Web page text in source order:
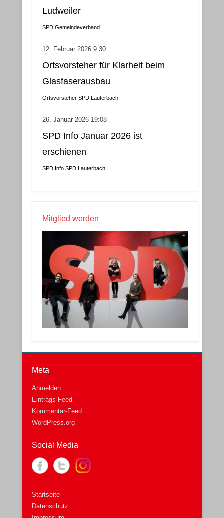
Ludweiler
SPD Gemeindeverband
12. Februar 2026 9:30
Ortsvorsteher für Klarheit beim
Glasfaserausbau
Ortsvorsteher SPD Lauterbach
26. Januar 2026 19:08
SPD Info Januar 2026 ist
erschienen
SPD Info SPD Lauterbach
Mitglied werden
Meta
Anmelden
Eintrags-Feed
Kommentar-Feed
WordPress.org
Social Media
Startseite
Datenschutz